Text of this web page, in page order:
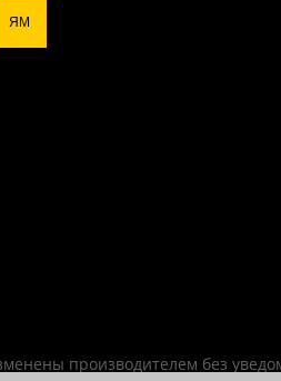
ЯМ
производителем без